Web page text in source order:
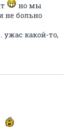
но мы
не больно
ужас какой-то,